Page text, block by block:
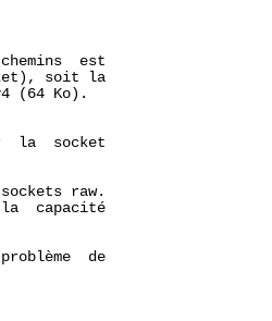
est
soit la
(64 Ko).
la  socket
raw.
capacité
de